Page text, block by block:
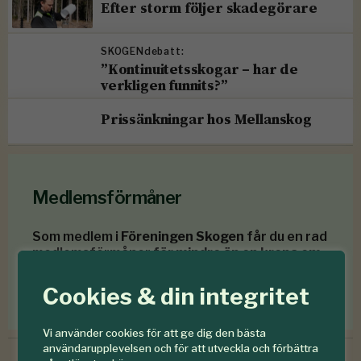
Cookies & din integritet
Vi använder cookies för att ge dig den bästa
användarupplevelsen och för att utveckla och förbättra
Efter storm följer skadegörare
SKOGENdebatt:
”Kontinuitetsskogar – har de
verkligen funnits?”
Prissänkningar hos Mellanskog
Medlemsförmåner
Som medlem i Föreningen Skogen får du en rad
medlemsförmånerför mindre än en krona om
Förmåner för dig som är medlem